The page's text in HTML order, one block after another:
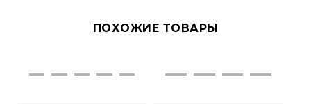
ПОХОЖИЕ ТОВАРЫ